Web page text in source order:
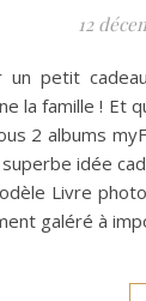
12
un petit
la famille ! Et
2 albums
idée
Livre
galéré à